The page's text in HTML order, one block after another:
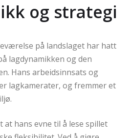
og strategi
på landslaget har hatt
lagdynamikken og den
Hans arbeidsinnsats og
lagkamerater, og fremmer et
hans evne til å lese spillet